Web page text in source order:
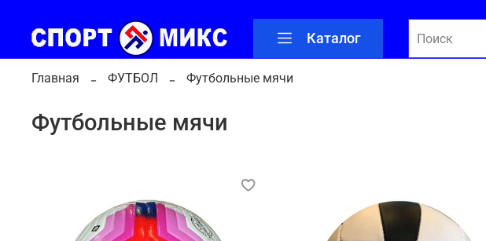
Каталог
Главная ФУТБОЛ Футбольные мячи
Футбольные мячи